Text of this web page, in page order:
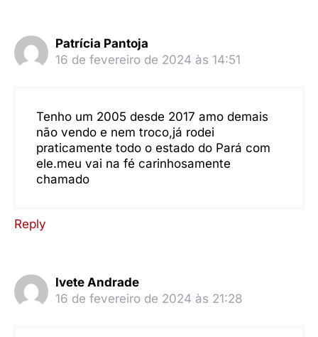
Patrícia Pantoja
16 de fevereiro de 2024 às 14:51
Tenho um 2005 desde 2017 amo demais
não vendo e nem troco,já rodei
praticamente todo o estado do Pará com
ele.meu vai na fé carinhosamente
chamado
Reply
Ivete Andrade
16 de fevereiro de 2024 às 21:28